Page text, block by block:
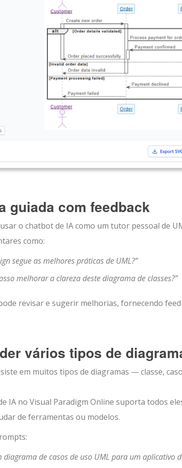
guiada com feedback
o chatbot de IA como um tutor pessoal de
como:
segue as melhores práticas de UML?”
melhorar a clareza deste diagrama de classes?”
revisar e sugerir melhorias, fornecendo
vários tipos de
em muitos tipos de diagramas — classe,
IA no Visual Paradigm Online suporta todos
de ferramentas ou modelos.
diagrama de casos de uso UML para um aplicativo